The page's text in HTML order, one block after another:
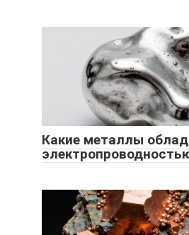
Какие металлы